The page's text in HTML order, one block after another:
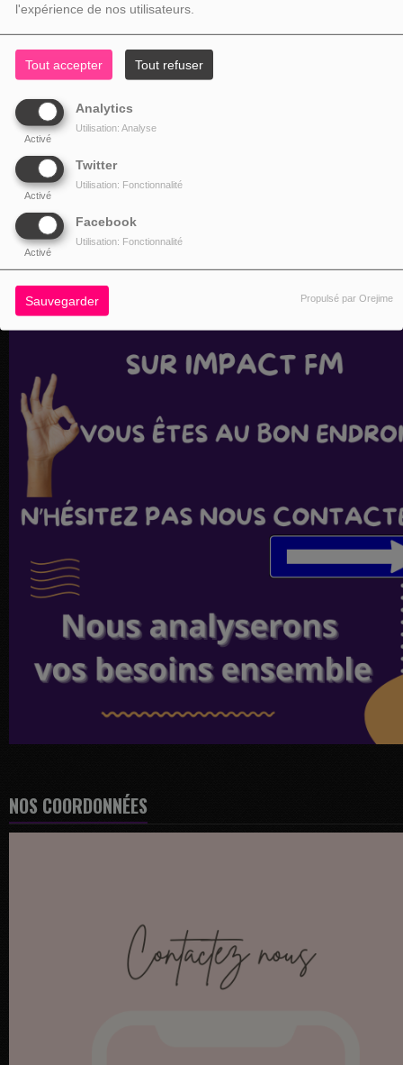
l'expérience de nos utilisateurs.
Tout accepter Tout refuser
Analytics
Activé
Utilisation: Analyse
Twitter
Activé
Utilisation: Fonctionnalité
Facebook
Activé
Utilisation: Fonctionnalité
Sauvegarder Propulsé par Orejime
NOS COORDONNÉES